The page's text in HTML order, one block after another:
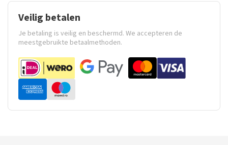
Veilig betalen
Je betaling is veilig en beschermd. We accepteren de
meestgebruikte betaalmethoden.